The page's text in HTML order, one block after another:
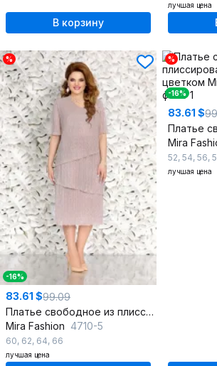
В корзину
лучшая цена
%
-16%
83.61 $99.09
Платье свободное из плиссированной ткани с цветком
Mira Fashion 4710-5
60, 62, 64, 66
лучшая цена
%
-16%
83.61 $
Mira
52, 54, 56,
лучшая цена